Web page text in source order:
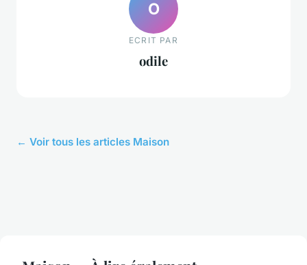
O
ECRIT PAR
odile
← Voir tous les articles Maison